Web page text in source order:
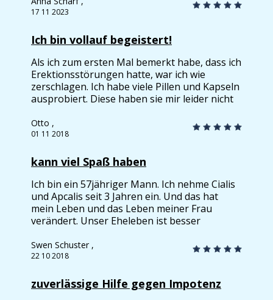
Cialis nicht ausprobiert, aber Cialis soll 36
Stunden! Jetzt können wir uns jedes Mal ein
schönes Wochenende gönnen.
17 11 2023
Ich bin vollauf begeistert!
Als ich zum ersten Mal bemerkt habe, dass ich
Erektionsstörungen hatte, war ich wie
zerschlagen. Ich habe viele Pillen und Kapseln
ausprobiert. Diese haben sie mir leider nicht
meines Arztes. Ich hatte nicht einmal gedacht,
dass meine Erektionsprobleme so schnell und
wirklich froh, dass ich dieses Potenzmittel für
mich entdeckt habe.
Otto ,
01 11 2018
kann viel Spaß haben
Ich bin ein 57jähriger Mann. Ich nehme Cialis
und Apcalis seit 3 Jahren ein. Und das hat
mein Leben und das Leben meiner Frau
verändert. Unser Eheleben ist besser
Erektion erschienen etwa vor 4-5 Jahren. Der
früher knüppelharte erigierte Penis war nun
Beckenbodentraining, Nüsse, Ginseng,
Austern, Penisring... Diese Versuche hatten
Swen Schuster ,
22 10 2018
zuverlässige Hilfe gegen Impotenz